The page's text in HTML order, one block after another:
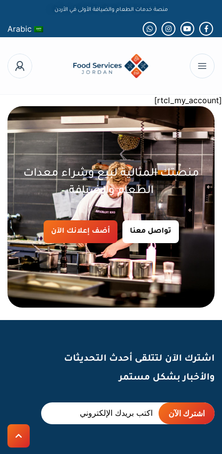
منصة خدمات الطعام والضيافة الأولى في الأردن
Arabic
[rtcl_my_account]
منصتك المثالية لبيع وشراء معدات
الطعام والضيافة
تواصل معنا أضف إعلانك الآن
اشترك الآن لتتلقى أحدث التحديثات
والأخبار بشكل مستمر